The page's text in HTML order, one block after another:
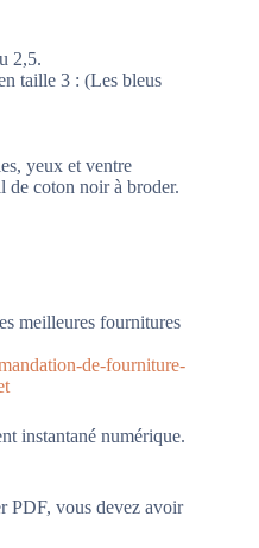
2,5.
taille 3 : (Les bleus
yeux et ventre
de coton noir à broder.
meilleures fournitures
de-fourniture-
instantané numérique.
PDF, vous devez avoir